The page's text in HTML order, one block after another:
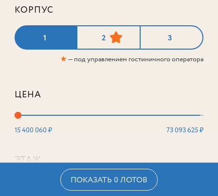
КОРПУС
1 2 3
★— под управлением гостиничного оператора
ЦЕНА
15 400 060 ₽ 73 093 625 ₽
ЭТАЖ
ПОКАЗАТЬ 0 ЛОТОВ